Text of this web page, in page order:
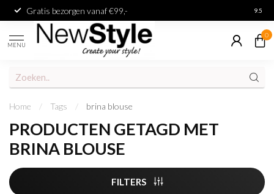
Gratis bezorgen vanaf €99,- 9.5
MENU
0
Home / Tags / brina blouse
PRODUCTEN GETAGD MET
BRINA BLOUSE
FILTERS